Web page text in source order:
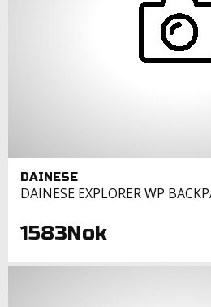
DAINESE
DAINESE EXPLORER WP
1583Nok